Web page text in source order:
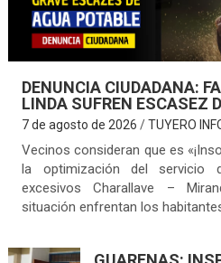
DENUNCIA CIUDADANA:
LINDA SUFREN ESCASEZ
7 de agosto de 2026 TUYERO
Vecinos consideran que es
la optimización del servicio
excesivos Charallave –
situación enfrentan los